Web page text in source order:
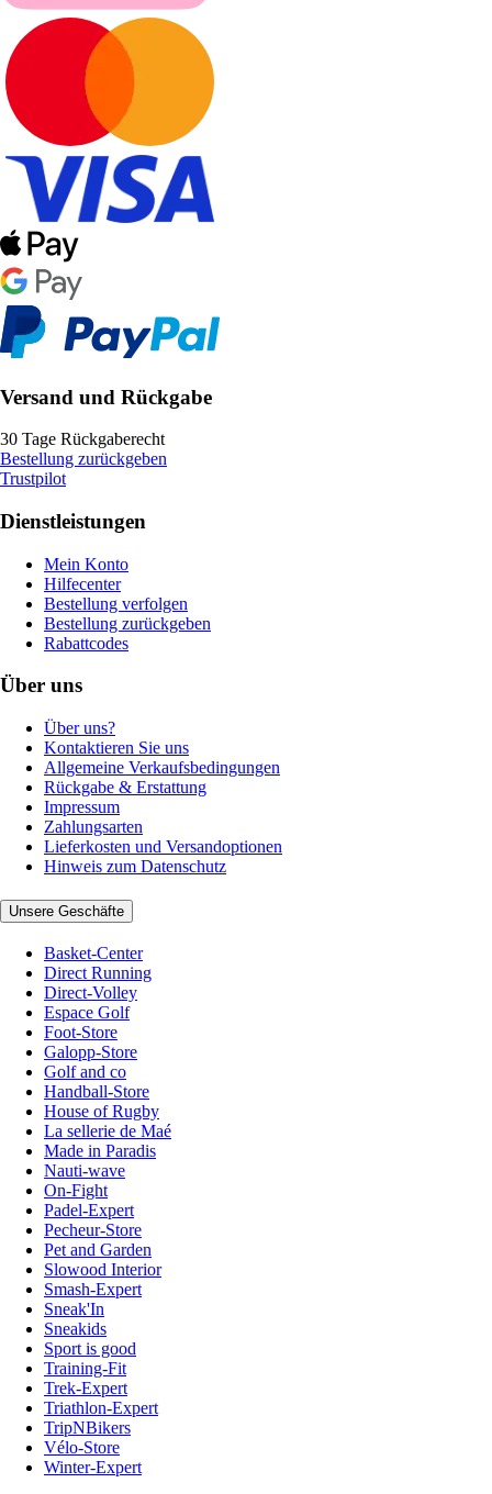
Versand und Rückgabe
30 Tage Rückgaberecht
Bestellung zurückgeben
Trustpilot
Dienstleistungen
Mein Konto
Hilfecenter
Bestellung verfolgen
Bestellung zurückgeben
Rabattcodes
Über uns
Über uns?
Kontaktieren Sie uns
Allgemeine Verkaufsbedingungen
Rückgabe & Erstattung
Impressum
Zahlungsarten
Lieferkosten und Versandoptionen
Hinweis zum Datenschutz
Unsere Geschäfte
Basket-Center
Direct Running
Direct-Volley
Espace Golf
Foot-Store
Galopp-Store
Golf and co
Handball-Store
House of Rugby
La sellerie de Maé
Made in Paradis
Nauti-wave
On-Fight
Padel-Expert
Pecheur-Store
Pet and Garden
Slowood Interior
Smash-Expert
Sneak'In
Sneakids
Sport is good
Training-Fit
Trek-Expert
Triathlon-Expert
TripNBikers
Vélo-Store
Winter-Expert